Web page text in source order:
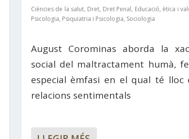
Ciències de la salut, Dret, Dret Penal, Educació, ètica i
Psicologia, Psiquiatria i Psicologia, Sociologia
August Corominas aborda la
social del maltractament humà,
especial èmfasi en el qual té lloc
relacions sentimentals